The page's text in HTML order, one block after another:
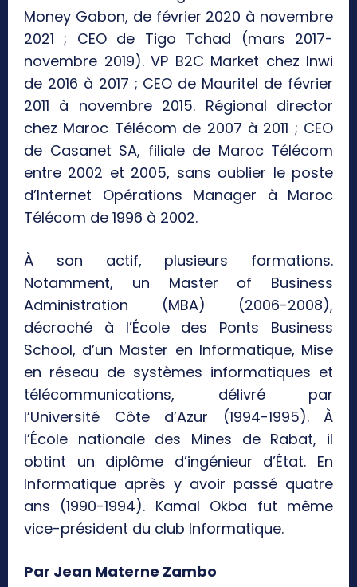
Money Gabon, de février 2020 à novembre
2021 ; CEO de Tigo Tchad (mars 2017-
novembre 2019). VP B2C Market chez Inwi
de 2016 à 2017 ; CEO de Mauritel de février
2011 à novembre 2015. Régional director
chez Maroc Télécom de 2007 à 2011 ; CEO
de Casanet SA, filiale de Maroc Télécom
entre 2002 et 2005, sans oublier le poste
d’Internet Opérations Manager à Maroc
Télécom de 1996 à 2002.
À son actif, plusieurs formations.
Notamment, un Master of Business
Administration (MBA) (2006-2008),
décroché à l’École des Ponts Business
School, d’un Master en Informatique, Mise
en réseau de systèmes informatiques et
télécommunications, délivré par
l’Université Côte d’Azur (1994-1995). À
l’École nationale des Mines de Rabat, il
obtint un diplôme d’ingénieur d’État. En
Informatique après y avoir passé quatre
ans (1990-1994). Kamal Okba fut même
vice-président du club Informatique.
Par Jean Materne Zambo